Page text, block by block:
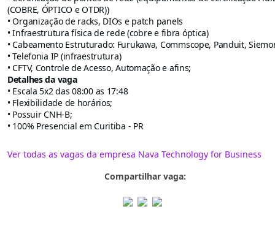
(COBRE, ÓPTICO e OTDR))
• Organização de racks, DIOs e patch panels
• Infraestrutura física de rede (cobre e fibra óptica)
• Cabeamento Estruturado: Furukawa, Commscope, Panduit,
• Telefonia IP (infraestrutura)
• CFTV, Controle de Acesso, Automação e afins;
Detalhes da vaga
• Escala 5x2 das 08:00 as 17:48
• Flexibilidade de horários;
• Possuir CNH-B;
• 100% Presencial em Curitiba - PR
Ver todas as vagas da empresa Nava Technology for Business
Compartilhar vaga: